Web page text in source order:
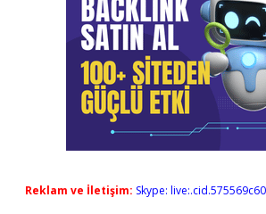
Reklam ve İletişim: Skype: